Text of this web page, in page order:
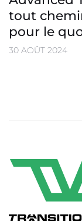
tout
pour le
30 AOÛT 2024